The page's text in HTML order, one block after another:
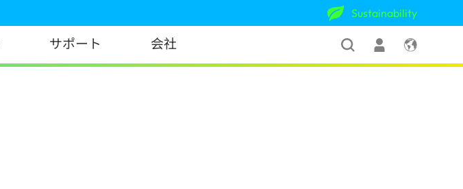
Sustainability
サポート 会社